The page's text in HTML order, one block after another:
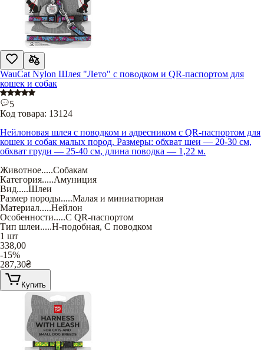
WauCat Nylon Шлея "Лето" с поводком и QR-паспортом для
кошек и собак
5
Код товара: 13124
Нейлоновая шлея с поводком и адресником с QR-паспортом для
кошек и собак малых пород. Размеры: обхват шеи — 20-30 см,
обхват груди — 25-40 см, длина поводка — 1,22 м.
Животное.....Собакам
Категория.....Амуниция
Вид.....Шлеи
Размер породы.....Малая и миниатюрная
Материал.....Нейлон
Особенности.....С QR-паспортом
Тип шлеи.....Н-подобная, С поводком
1 шт
338,00
-15%
287,30₴
Купить